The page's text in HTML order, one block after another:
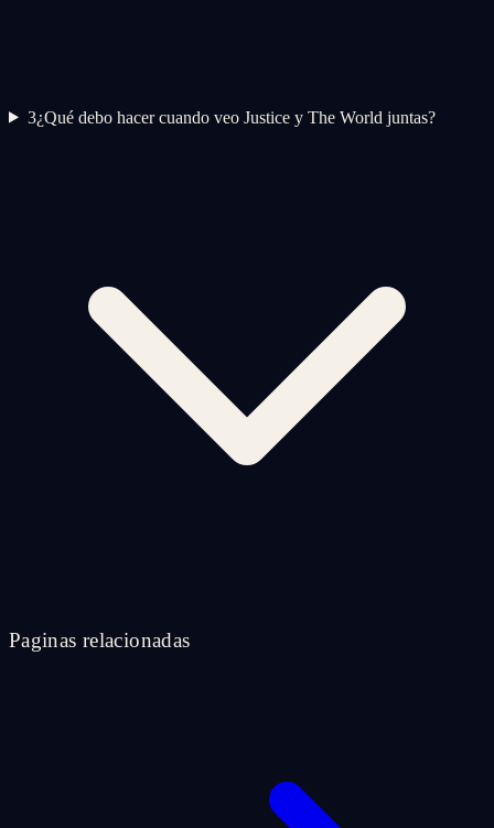
3¿Qué debo hacer cuando veo Justice y The World juntas?
Paginas relacionadas